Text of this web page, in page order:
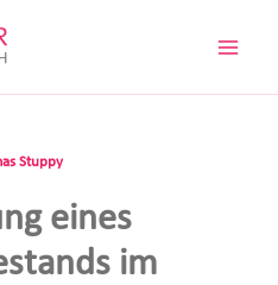
Stuppy
eines
im